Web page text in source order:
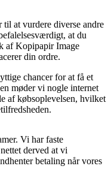
at vurdere diverse andre
at du
af Kopipapir Image
din ordre.
chancer for at få et
møder vi nogle internet
af købsoplevelsen, hvilket
Vi har faste
derved at vi
betaling når vores